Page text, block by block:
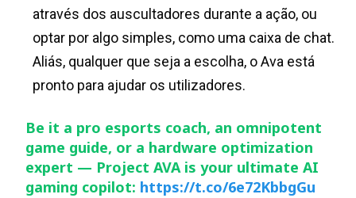
através dos auscultadores durante a ação, ou
optar por algo simples, como uma caixa de chat.
Aliás, qualquer que seja a escolha, o Ava está
pronto para ajudar os utilizadores.
Be it a pro esports coach, an omnipotent
game guide, or a hardware optimization
expert — Project AVA is your ultimate AI
gaming copilot: https://t.co/6e72KbbgGu